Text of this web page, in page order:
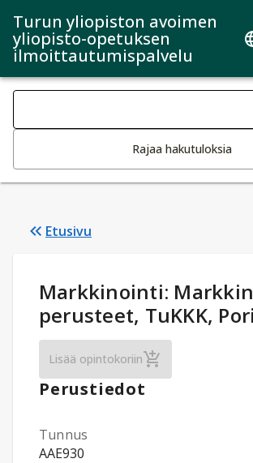
Turun yliopiston avoimen
yliopisto-opetuksen
ilmoittautumispalvelu
Haku kategoriat
Rajaa hakutuloksia
Etusivu
Opintotiedot:
Markkinointi:
perusteet, TuKKK, Pori
Lisää opintokoriinMarkkinointi:
Perustiedot
Tunnus
AAE930